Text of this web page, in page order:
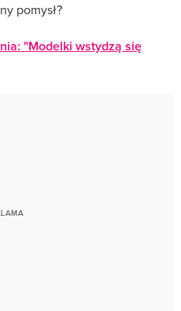
pomysł?
"Modelki wstydzą się